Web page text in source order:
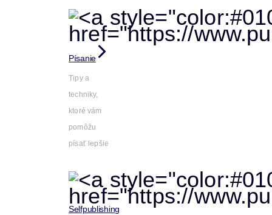
Písanie
Tipy a
techniky,
ktoré vám
pomôžu
písať lepšie
Selfpublishing